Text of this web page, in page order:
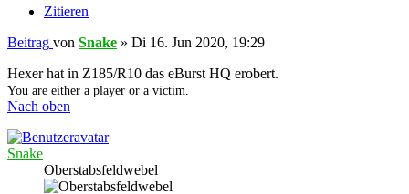
Zitieren
Beitrag von Snake » Di 16. Jun 2020, 19:29
Hexer hat in Z185/R10 das eBurst HQ erobert.
You are either a player or a victim.
Nach oben
Snake
Oberstabsfeldwebel